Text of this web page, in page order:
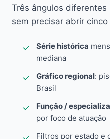
Três ângulos
sem precisar abrir cinco
Série histórica
mediana
Gráfico regional:
Brasil
Função /
por foco de atuação
Filtros por estado e